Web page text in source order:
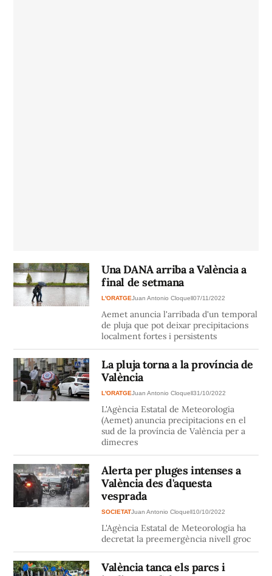
Una DANA arriba a València a
final de setmana
L'ORATGEJuan Antonio Cloquell07/11/2022
Aemet anuncia l'arribada d'un temporal
de pluja que pot deixar precipitacions
localment fortes i persistents
La pluja torna a la província de
València
L'ORATGEJuan Antonio Cloquell31/10/2022
L'Agència Estatal de Meteorologia
(Aemet) anuncia precipitacions en el
sud de la província de València per a
dimecres
Alerta per pluges intenses a
València des d'aquesta
vesprada
SOCIETATJuan Antonio Cloquell10/10/2022
L'Agència Estatal de Meteorologia ha
decretat la preemergència nivell groc
València tanca els parcs i